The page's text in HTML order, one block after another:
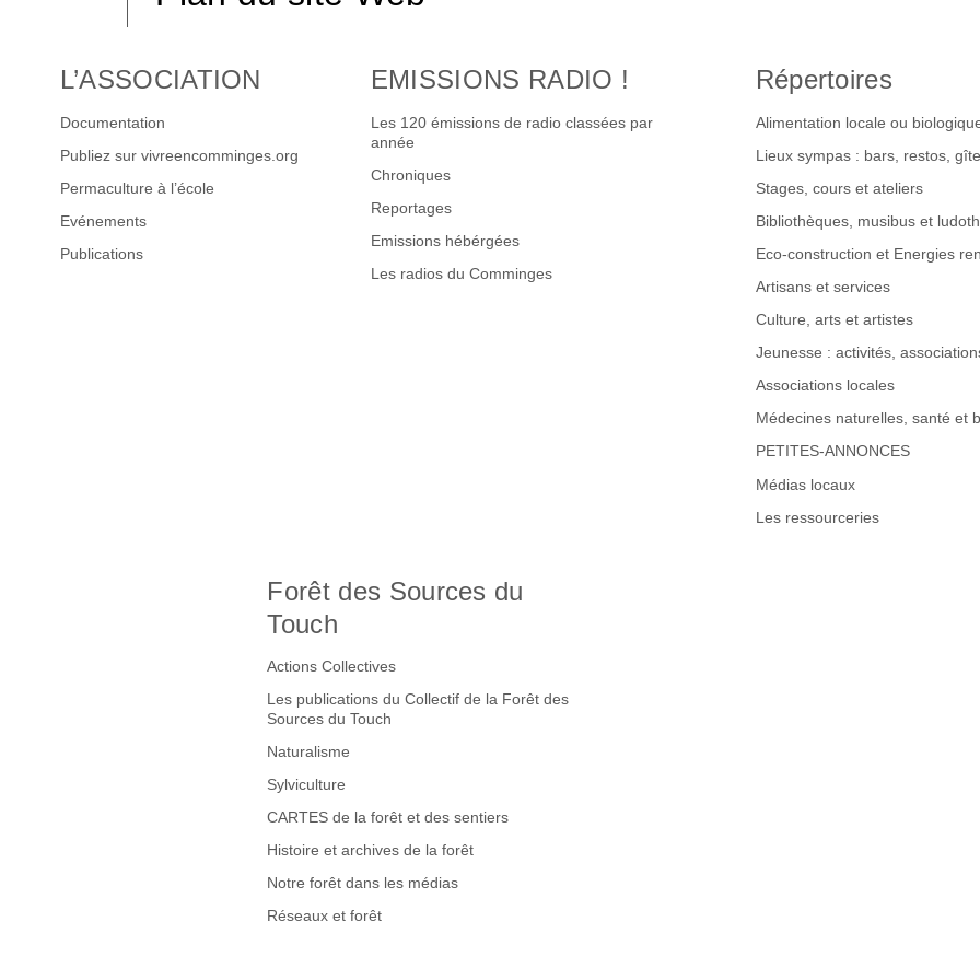
L’ASSOCIATION
Documentation
Publiez sur vivreencomminges.org
Permaculture à l’école
Evénements
Publications
EMISSIONS RADIO !
Les 120 émissions de radio classées par
année
Chroniques
Reportages
Emissions hébérgées
Les radios du Comminges
Répertoires
Alimentation locale ou
Lieux sympas : bars, restos,
Stages, cours et ateliers
Bibliothèques, musibus et
Eco-construction et Energies
Artisans et services
Culture, arts et artistes
Jeunesse : activités,
Associations locales
Médecines naturelles, santé et
PETITES-ANNONCES
Médias locaux
Les ressourceries
Forêt des Sources du
Touch
Actions Collectives
Les publications du Collectif de la Forêt des
Sources du Touch
Naturalisme
Sylviculture
CARTES de la forêt et des sentiers
Histoire et archives de la forêt
Notre forêt dans les médias
Réseaux et forêt